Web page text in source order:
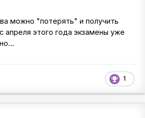
можно "потерять" и получить
апреля этого года экзамены уже
1